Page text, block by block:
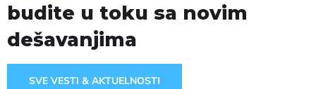
budite u toku sa novim
dešavanjima
SVE VESTI & AKTUELNOSTI